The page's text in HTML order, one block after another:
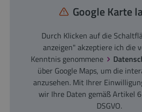
Google Karte
Durch Klicken auf die
anzeigen" akzeptiere ich die
Kenntnis genommene
über Google Maps, um die
anzusehen. Mit Ihrer
wir Ihre Daten gemäß Artikel
DSGVO.